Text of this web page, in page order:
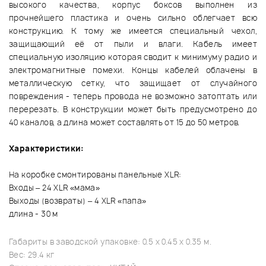
высокого качества, корпус боксов выполнен из
прочнейшего пластика и очень сильно облегчает всю
конструкцию. К тому же имеется специальный чехол,
защищающий её от пыли и влаги. Кабель имеет
специальную изоляцию которая сводит к минимуму радио и
электромагнитные помехи. Концы кабелей облачены в
металлическую сетку, что защищает от случайного
повреждения - теперь провода не возможно затоптать или
перерезать. В конструкции может быть предусмотрено до
40 каналов, а длина может составлять от 15 до 50 метров.
Характеристики:
На коробке смонтированы панельные XLR:
Входы – 24 XLR «мама»
Выходы (возвраты) – 4 XLR «папа»
длина - 30 м
Габариты в заводской упаковке: 0.5 x 0.45 x 0.35 м.
Вес: 29.4 кг